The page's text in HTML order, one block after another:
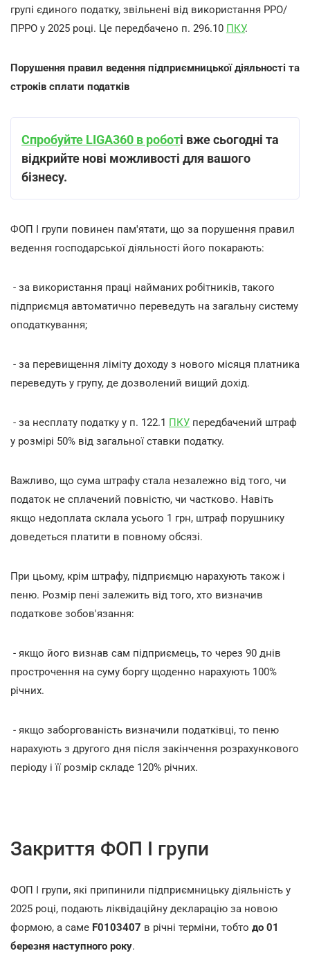
групі єдиного податку, звільнені від використання РРО/
ПРРО у 2025 році. Це передбачено п. 296.10 ПКУ.
Порушення правил ведення підприємницької діяльності та
строків сплати податків
Спробуйте LIGA360 в роботі вже сьогодні та
відкрийте нові можливості для вашого
бізнесу.
ФОП І групи повинен пам'ятати, що за порушення правил
ведення господарської діяльності його покарають:
- за використання праці найманих робітників, такого
підприємця автоматично переведуть на загальну систему
оподаткування;
- за перевищення ліміту доходу з нового місяця платника
переведуть у групу, де дозволений вищий дохід.
- за несплату податку у п. 122.1 ПКУ передбачений штраф
у розмірі 50% від загальної ставки податку.
Важливо, що сума штрафу стала незалежно від того, чи
податок не сплачений повністю, чи частково. Навіть
якщо недоплата склала усього 1 грн, штраф порушнику
доведеться платити в повному обсязі.
При цьому, крім штрафу, підприємцю нарахують також і
пеню. Розмір пені залежить від того, хто визначив
податкове зобов'язання:
- якщо його визнав сам підприємець, то через 90 днів
прострочення на суму боргу щоденно нарахують 100%
річних.
- якщо заборгованість визначили податківці, то пеню
нарахують з другого дня після закінчення розрахункового
періоду і її розмір складе 120% річних.
Закриття ФОП І групи
ФОП І групи, які припинили підприємницьку діяльність у
2025 році, подають ліквідаційну декларацію за новою
формою, а саме F0103407 в річні терміни, тобто до 01
березня наступного року.